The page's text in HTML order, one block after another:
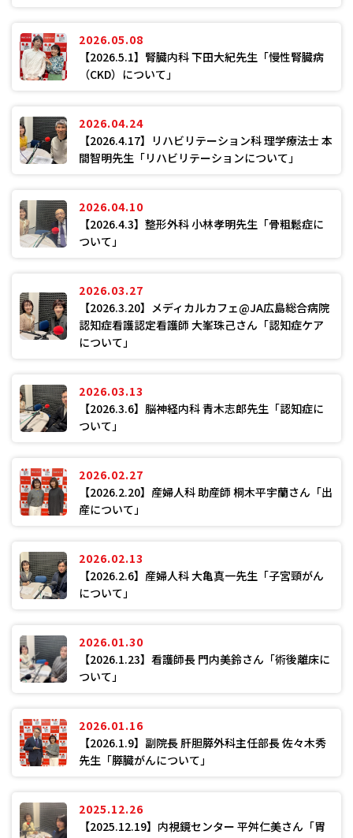
2026.05.08
【2026.5.1】腎臓内科 下田大紀先生「慢性腎臓病
（CKD）について」
2026.04.24
【2026.4.17】リハビリテーション科 理学療法士 本
間智明先生「リハビリテーションについて」
2026.04.10
【2026.4.3】整形外科 小林孝明先生「骨粗鬆症に
ついて」
2026.03.27
【2026.3.20】メディカルカフェ@JA広島総合病院
認知症看護認定看護師 大峯珠己さん「認知症ケア
について」
2026.03.13
【2026.3.6】脳神経内科 青木志郎先生「認知症に
ついて」
2026.02.27
【2026.2.20】産婦人科 助産師 桐木平宇蘭さん「出
産について」
2026.02.13
【2026.2.6】産婦人科 大亀真一先生「子宮頸がん
について」
2026.01.30
【2026.1.23】看護師長 門内美鈴さん「術後離床に
ついて」
2026.01.16
【2026.1.9】副院長 肝胆膵外科主任部長 佐々木秀
先生「膵臓がんについて」
2025.12.26
【2025.12.19】内視鏡センター 平舛仁美さん「胃